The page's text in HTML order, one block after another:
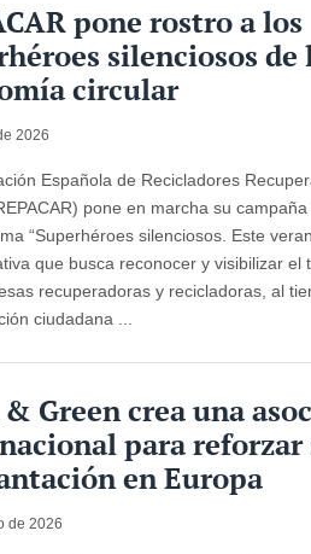
pone rostro a los
silenciosos de
circular
2026
Española de Recicladores
pone en marcha su
“Superhéroes silenciosos. Este
que busca reconocer y visibilizar el
recuperadoras y recicladoras, al
ciudadana ...
Green crea una
para reforzar
en Europa
de 2026